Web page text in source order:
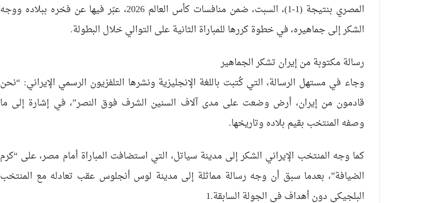
المصري بنتيجة (1-1)، السبت، ضمن منافسات كأس العالم 2026، عبّر فيها عن فخره ببلاده ووجه
الشكر إلى جماهيره، في خطوة كررها للمباراة الثانية على التوالي خلال البطولة.
رسالة مكتوبة من إيران تشكر الجماهير
وجاء في مستهل الرسالة، التي كُتبت باللغة الإنجليزية ونشرها التلفزيون الرسمي الإيراني: “نحن
قادمون من إيران، أرض وضعت على مدى آلاف السنين الشرف فوق النصر”، في إشارة إلى ما
وصفه المنتخب بقيم بلاده وتاريخها.
كما وجه المنتخب الإيراني الشكر إلى مدينة سياتل، التي استضافت المباراة أمام مصر، على “كرم
الضيافة”، بعدما سبق أن وجه رسالة مماثلة إلى مدينة لوس أنجلوس عقب تعادله مع المنتخب
البلجيكي دون أهداف في الجولة السابقة.1